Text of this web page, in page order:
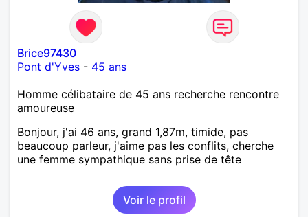
Brice97430
Pont d'Yves - 45 ans
Homme célibataire de 45 ans recherche rencontre
amoureuse
Bonjour, j'ai 46 ans, grand 1,87m, timide, pas
beaucoup parleur, j'aime pas les conflits, cherche
une femme sympathique sans prise de tête
Voir le profil